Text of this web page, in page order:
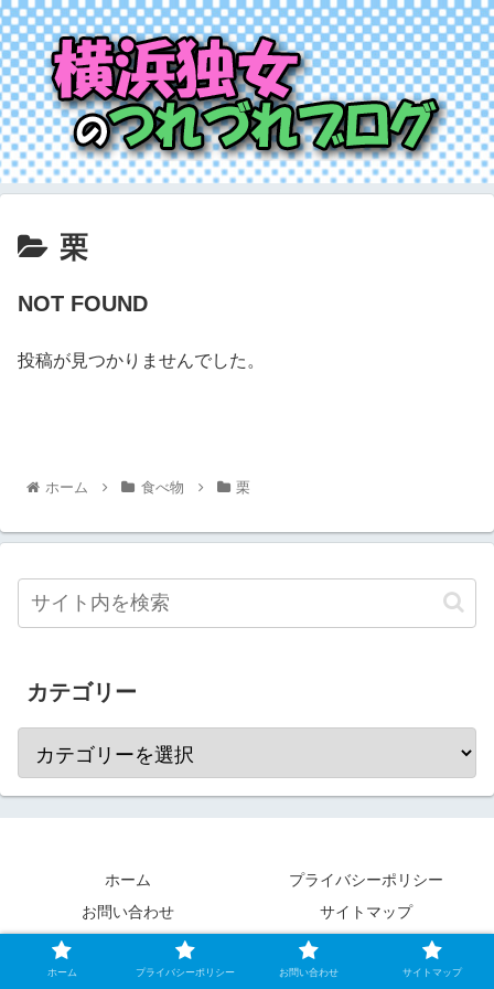
栗
NOT FOUND
投稿が見つかりませんでした。
ホーム 食べ物 栗
カテゴリー
ホーム
プライバシーポリシー
お問い合わせ
サイトマップ
© 2020 横浜独女のつれづれブログ.
ホーム プライバシーポリシー お問い合わせ サイトマップ